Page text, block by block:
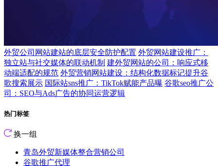
外贸公司网站建站的底层安全防护配置 外贸网站建设推广：
独立站与社交媒体的联动机制 建外贸网站的公司：响应式移
动端适配的规范 外贸营销网站建设：结构化数据标记提升谷
歌搜索展示 国际站sns推广：TikTok赋能产品曝 谷歌seo推广公
司：SEO与Ads广告的协同运营逻辑
热门标签
换一组
青岛外贸新媒体整合营销公司
谷歌推广代理